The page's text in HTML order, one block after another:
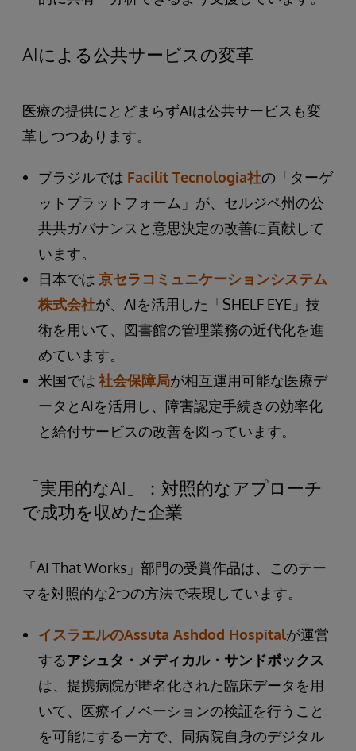
AIによる公共サービスの変革
医療の提供にとどまらずAIは公共サービスも変
革しつつあります。
ブラジルでは Facilit Tecnologia社の「ターゲ
ットプラットフォーム」が、セルジペ州の公
共共ガバナンスと意思決定の改善に貢献して
います。
日本では 京セラコミュニケーションシステム
株式会社が、AIを活用した「SHELF EYE」技
術を用いて、図書館の管理業務の近代化を進
めています。
米国では 社会保障局が相互運用可能な医療デ
ータとAIを活用し、障害認定手続きの効率化
と給付サービスの改善を図っています。
「実用的なAI」：対照的なアプローチ
で成功を収めた企業
「AI That Works」部門の受賞作品は、このテー
マを対照的な2つの方法で表現しています。
イスラエルのAssuta Ashdod Hospitalが運営
するアシュタ・メディカル・サンドボックス
は、提携病院が匿名化された臨床データを用
いて、医療イノベーションの検証を行うこと
を可能にする一方で、同病院自身のデジタル